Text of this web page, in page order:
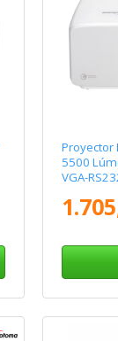
Proyector
5500
VGA-